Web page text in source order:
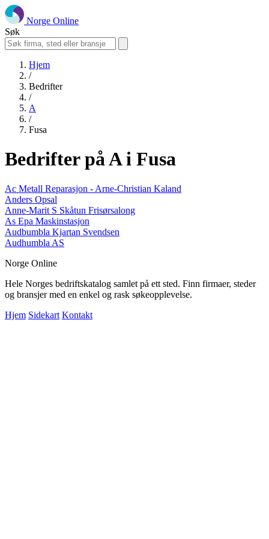
Norge Online
Søk
Hjem
/
Bedrifter
/
A
/
Fusa
Bedrifter på A i Fusa
Ac Metall Reparasjon - Arne-Christian Kaland
Anders Opsal
Anne-Marit S Skåtun Frisørsalong
As Epa Maskinstasjon
Audbumbla Kjartan Svendsen
Audhumbla AS
Norge Online
Hele Norges bedriftskatalog samlet på ett sted. Finn firmaer, steder
og bransjer med en enkel og rask søkeopplevelse.
Hjem Sidekart Kontakt